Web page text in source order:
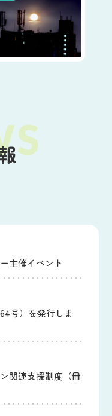
主催イベント
号）を発行しま
関連支援制度（冊